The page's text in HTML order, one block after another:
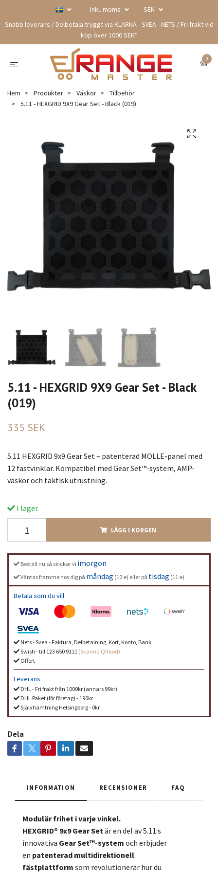
Inkl. moms
SEK
Snabb leverans / Delbetala tryggt via KLARNA - SVEA - NETS / Fri frakt vid
köp över 1000 SEK*
0
Hem Produkter Väskor
Tillbehör
5.11 - HEXGRID 9X9 Gear Set - Black (019)
5.11 - HEXGRID 9X9 Gear Set - Black
(019)
335 SEK
5.11 HEXGRID 9x9 Gear Set – patenterad MOLLE-panel med
12 fästvinklar. Kompatibel med Gear Set™-system, AMP-
väskor och taktisk utrustning.
I lager.
LÄGG I KORGEN
Beställ nu så skickar vi imorgon
Väntas framme hos dig på måndag (10:e) eller på tisdag (11:e)
Betala som du vill
Nets - Svea - Faktura, Delbetalning, Kort, Konto, Bank
Swish - till 123 650 9111 (Skanna QR kod)
Offert
Leverans
DHL - Fri frakt från 1000kr (annars 99kr)
DHL Paket (för företag) - 190kr
Självhämtning Helsingborg - 0kr
Dela
INFORMATION RECENSIONER FAQ
Modulär frihet i varje vinkel.
HEXGRID® 9x9 Gear Setär en del av 5.11:s
innovativa Gear Set™-system och erbjuder
en patenterad multidirektionell
fästplattform som revolutionerar hur du